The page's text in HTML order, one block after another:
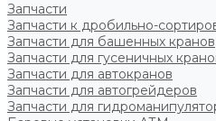
Запчасти
Запчасти к дробильно-
Запчасти для башенных кранов
Запчасти для гусеничных
Запчасти для автокранов
Запчасти для автогрейдеров
Запчасти для